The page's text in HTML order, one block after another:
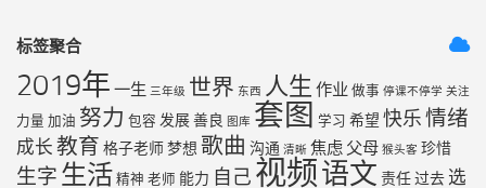
标签聚合
2019年 一生 三年级 世界 东西 人生 作业 做事 停课不停学 关注
力量 加油 努力 包容 发展善良 图库 套图 学习 希望 快乐情绪
成长 教育 格子老师梦想 歌曲 沟通 清晰 焦虑 父母 猴头客 珍惜
生字 生活 精神 老师 能力 自己 视频语文 责任过去 选